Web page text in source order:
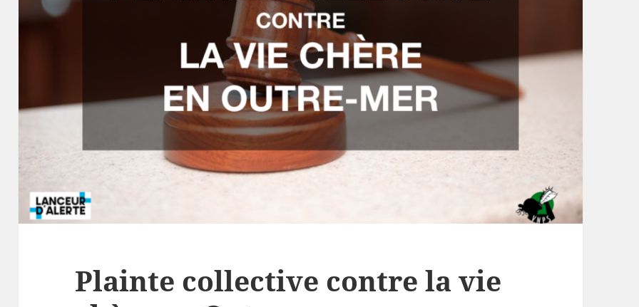
Plainte collective contre la vie